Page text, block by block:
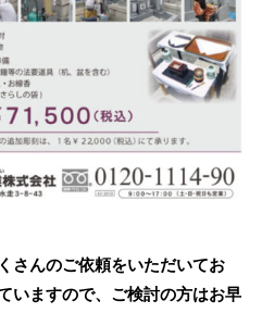
さんのご依頼をいただいてお
いますので、ご検討の方はお早